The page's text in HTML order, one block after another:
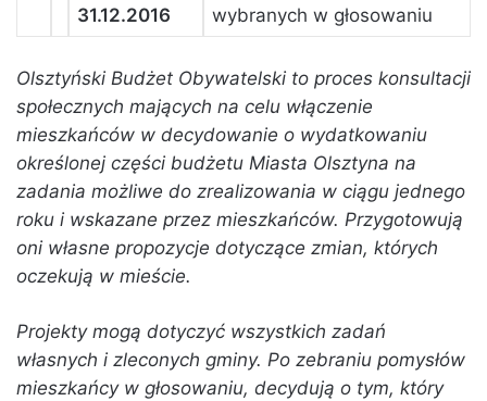
31.12.2016
wybranych w głosowaniu
Olsztyński Budżet Obywatelski to proces konsultacji
społecznych mających na celu włączenie
mieszkańców w decydowanie o wydatkowaniu
określonej części budżetu Miasta Olsztyna na
zadania możliwe do zrealizowania w ciągu jednego
roku i wskazane przez mieszkańców. Przygotowują
oni własne propozycje dotyczące zmian, których
oczekują w mieście.
Projekty mogą dotyczyć wszystkich zadań
własnych i zleconych gminy. Po zebraniu pomysłów
mieszkańcy w głosowaniu, decydują o tym, który